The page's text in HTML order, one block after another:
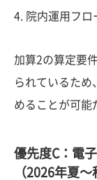
4. 院内運用フロ
加算2の算定要
られているため
めることが可能
優先度C：電
（2026年夏〜